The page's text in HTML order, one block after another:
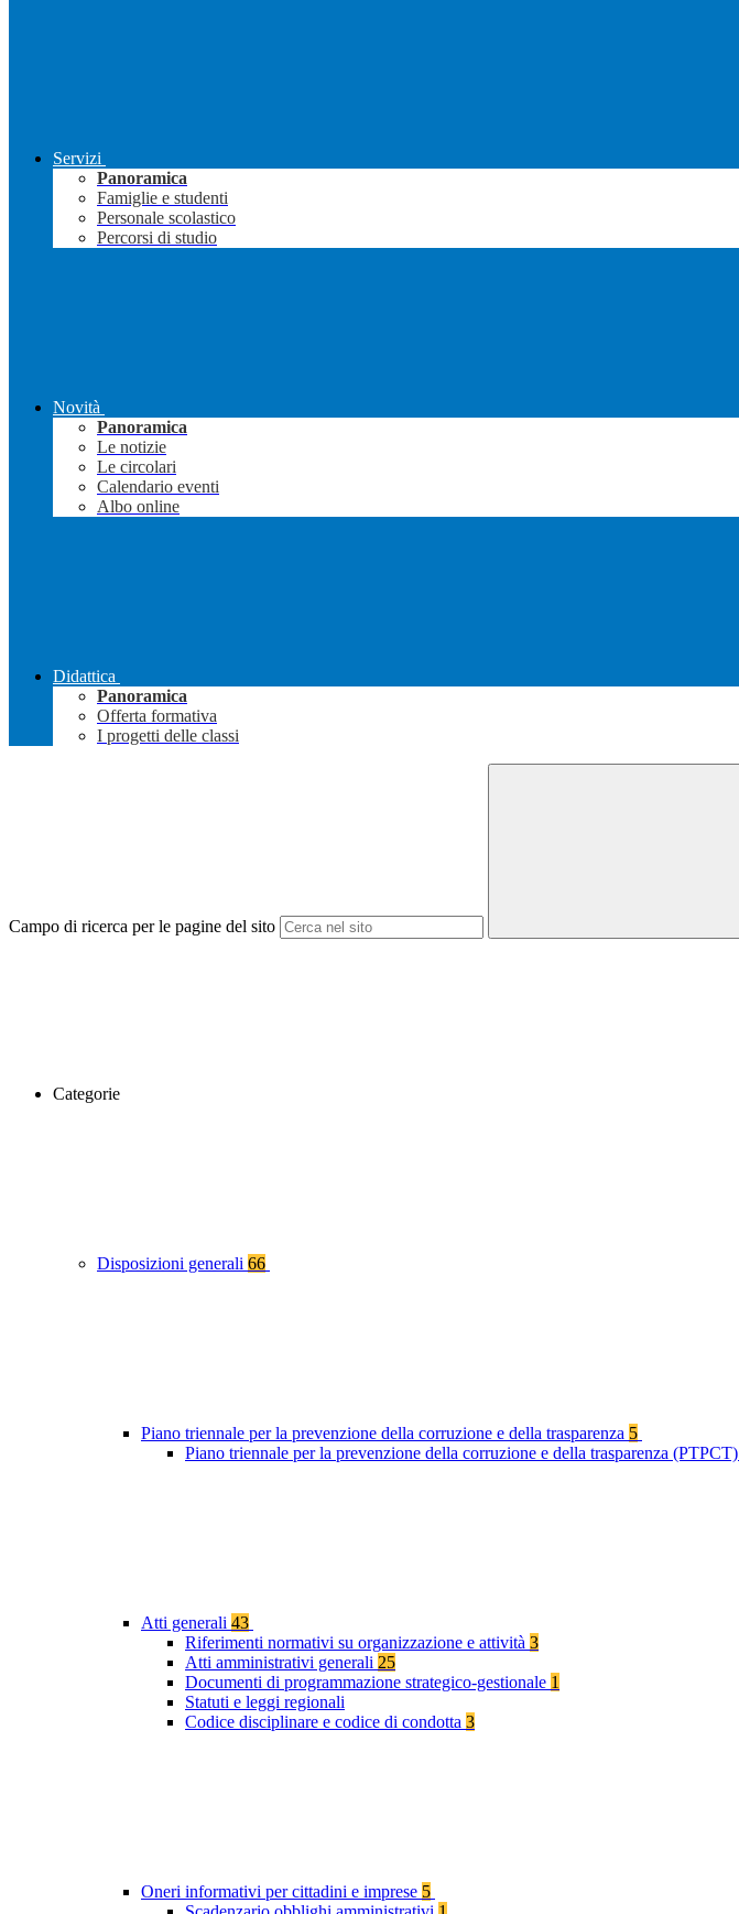
Servizi
Panoramica
Famiglie e studenti
Personale scolastico
Percorsi di studio
Novità
Panoramica
Le notizie
Le circolari
Calendario eventi
Albo online
Didattica
Panoramica
Offerta formativa
I progetti delle classi
Campo di ricerca per le pagine del sito
Categorie
Disposizioni generali 66
Piano triennale per la prevenzione della corruzione e della trasparenza 5
Piano triennale per la prevenzione della corruzione e della trasparenza (PTPCT)
Atti generali 43
Riferimenti normativi su organizzazione e attività 3
Atti amministrativi generali 25
Documenti di programmazione strategico-gestionale 1
Statuti e leggi regionali
Codice disciplinare e codice di condotta 3
Oneri informativi per cittadini e imprese 5